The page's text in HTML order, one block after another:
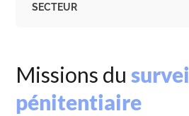
SECTEUR
Missions du
pénitentiaire